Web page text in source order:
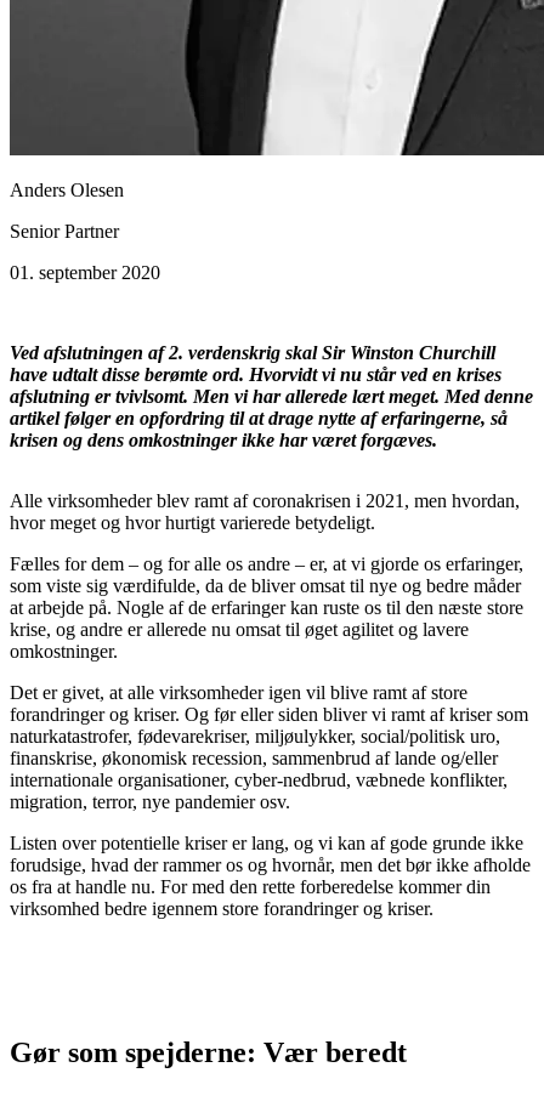
Anders Olesen
Senior Partner
01. september 2020
Ved afslutningen af 2. verdenskrig skal Sir Winston Churchill
have udtalt disse berømte ord. Hvorvidt vi nu står ved en krises
afslutning er tvivlsomt. Men vi har allerede lært meget. Med denne
artikel følger en opfordring til at drage nytte af erfaringerne, så
krisen og dens omkostninger ikke har været forgæves.
Alle virksomheder blev ramt af coronakrisen i 2021, men hvordan,
hvor meget og hvor hurtigt varierede betydeligt.
Fælles for dem – og for alle os andre – er, at vi gjorde os erfaringer,
som viste sig værdifulde, da de bliver omsat til nye og bedre måder
at arbejde på. Nogle af de erfaringer kan ruste os til den næste store
krise, og andre er allerede nu omsat til øget agilitet og lavere
omkostninger.
Det er givet, at alle virksomheder igen vil blive ramt af store
forandringer og kriser. Og før eller siden bliver vi ramt af kriser som
naturkatastrofer, fødevarekriser, miljøulykker, social/politisk uro,
finanskrise, økonomisk recession, sammenbrud af lande og/eller
internationale organisationer, cyber-nedbrud, væbnede konflikter,
migration, terror, nye pandemier osv.
Listen over potentielle kriser er lang, og vi kan af gode grunde ikke
forudsige, hvad der rammer os og hvornår, men det bør ikke afholde
os fra at handle nu. For med den rette forberedelse kommer din
virksomhed bedre igennem store forandringer og kriser.
Gør som spejderne: Vær beredt